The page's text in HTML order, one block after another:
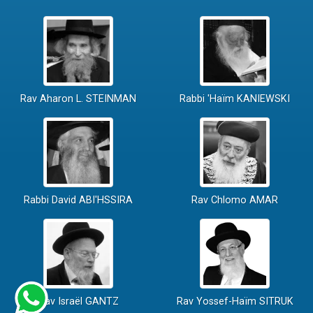
Rav Aharon L. STEINMAN Rabbi 'Haïm KANIEWSKI
Rabbi David ABI'HSSIRA Rav Chlomo AMAR
Rav Israël GANTZ Rav Yossef-Haïm SITRUK